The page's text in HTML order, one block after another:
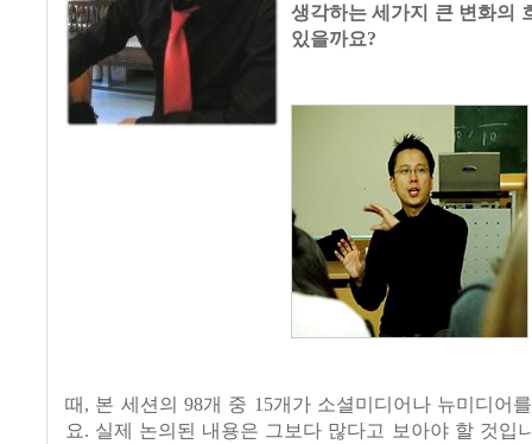
생각하는 세가지 큰 변화의
있을까요?
때, 본 세션의 98개 중 15개가 소셜미디어나 뉴미디어
요. 실제 논의된 내용은 그보다 많다고 보아야 할 것입